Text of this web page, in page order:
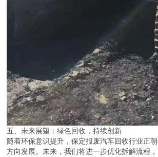
五、未来展望：绿色回收，持续创新
随着环保意识提升，保定报废汽车回收行业正
方向发展。未来，我们将进一步优化拆解流程